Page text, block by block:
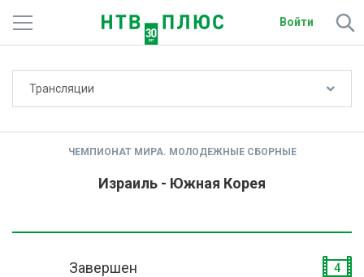
Войти
Трансляции
ЧЕМПИОНАТ МИРА. МОЛОДЕЖНЫЕ СБОРНЫЕ
Израиль - Южная Корея
Завершен 4